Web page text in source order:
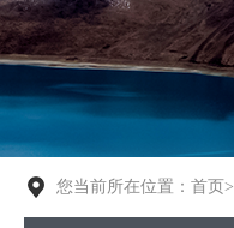
您当前所在位置： 首页 >